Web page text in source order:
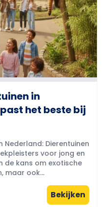
in
het beste bij
Nederland: Dierentuinen
voor jong en
de kans om exotische
maar ook...
Bekijken